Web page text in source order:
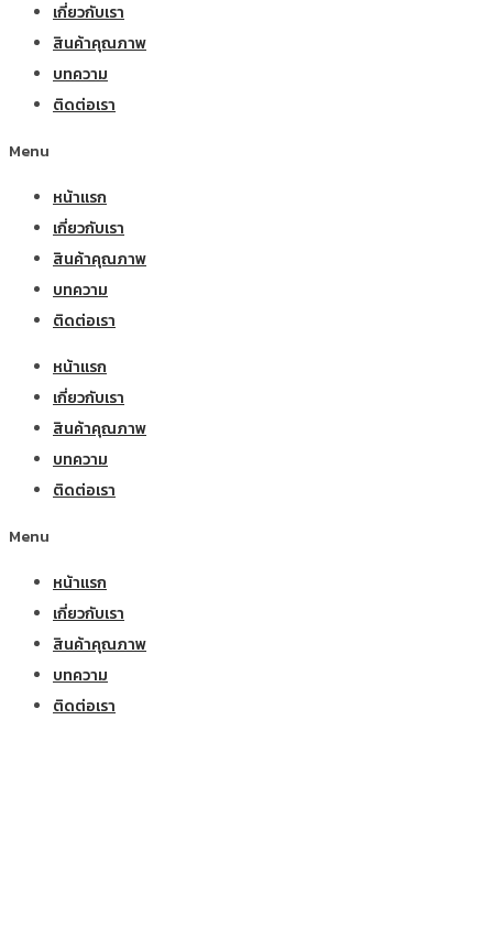
เกี่ยวกับเรา
สินค้าคุณภาพ
บทความ
ติดต่อเรา
Menu
หน้าแรก
เกี่ยวกับเรา
สินค้าคุณภาพ
บทความ
ติดต่อเรา
หน้าแรก
เกี่ยวกับเรา
สินค้าคุณภาพ
บทความ
ติดต่อเรา
Menu
หน้าแรก
เกี่ยวกับเรา
สินค้าคุณภาพ
บทความ
ติดต่อเรา